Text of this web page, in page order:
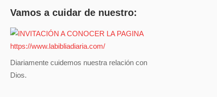
Vamos a cuidar de nuestro:
Diariamente cuidemos nuestra relación con
Dios.